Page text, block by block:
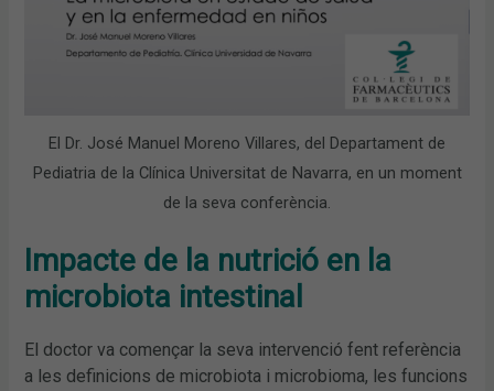
El Dr. José Manuel Moreno Villares, del Departament de
Pediatria de la Clínica Universitat de Navarra, en un moment
de la seva conferència.
Impacte de la nutrició en la
microbiota intestinal
El doctor va començar la seva intervenció fent referència
a les definicions de microbiota i microbioma, les funcions